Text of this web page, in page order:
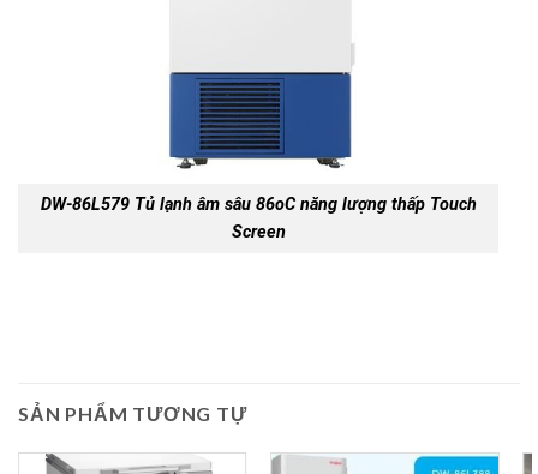
DW-86L579 Tủ lạnh âm sâu 86oC năng lượng thấp Touch
Screen
SẢN PHẨM TƯƠNG TỰ